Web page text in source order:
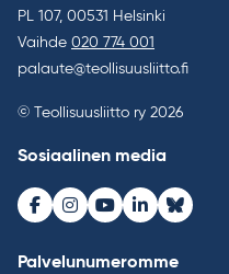
PL 107, 00531 Helsinki
Vaihde 020 774 001
palaute@teollisuusliitto.fi
© Teollisuusliitto ry 2026
Sosiaalinen media
Facebook
Instagram
Youtube
LinkedInBluesky
Palvelunumeromme